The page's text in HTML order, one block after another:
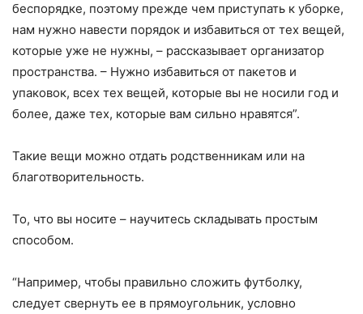
беспорядке, поэтому прежде чем приступать к уборке,
нам нужно навести порядок и избавиться от тех вещей,
которые уже не нужны, – рассказывает организатор
пространства. – Нужно избавиться от пакетов и
упаковок, всех тех вещей, которые вы не носили год и
более, даже тех, которые вам сильно нравятся”.
Такие вещи можно отдать родственникам или на
благотворительность.
То, что вы носите – научитесь складывать простым
способом.
“Например, чтобы правильно сложить футболку,
следует свернуть ее в прямоугольник, условно